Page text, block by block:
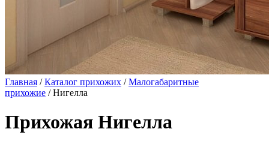
Главная /Каталог прихожих /Малогабаритные
прихожие / Нигелла
Прихожая Нигелла